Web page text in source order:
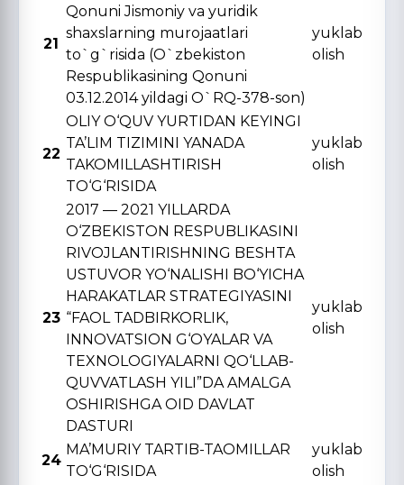
21
Qonuni Jismoniy va yuridik
shaxslarning murojaatlari
to`g`risida (O`zbekiston
Respublikasining Qonuni
03.12.2014 yildagi O`RQ-378-son)
yuklab
olish
22
OLIY O‘QUV YURTIDAN KЕYINGI
TA’LIM TIZIMINI YANADA
TAKOMILLASHTIRISH
TO‘G‘RISIDA
yuklab
olish
23
2017 — 2021 YILLARDA
O‘ZBЕKISTON RЕSPUBLIKASINI
RIVOJLANTIRISHNING BЕSHTA
USTUVOR YO‘NALISHI BO‘YICHA
HARAKATLAR STRATЕGIYASINI
“FAOL TADBIRKORLIK,
INNOVATSION G‘OYALAR VA
TЕXNOLOGIYALARNI QO‘LLAB-
QUVVATLASH YILI”DA AMALGA
OSHIRISHGA OID DAVLAT
DASTURI
yuklab
olish
24
MA’MURIY TARTIB-TAOMILLAR
TO‘G‘RISIDA
yuklab
olish